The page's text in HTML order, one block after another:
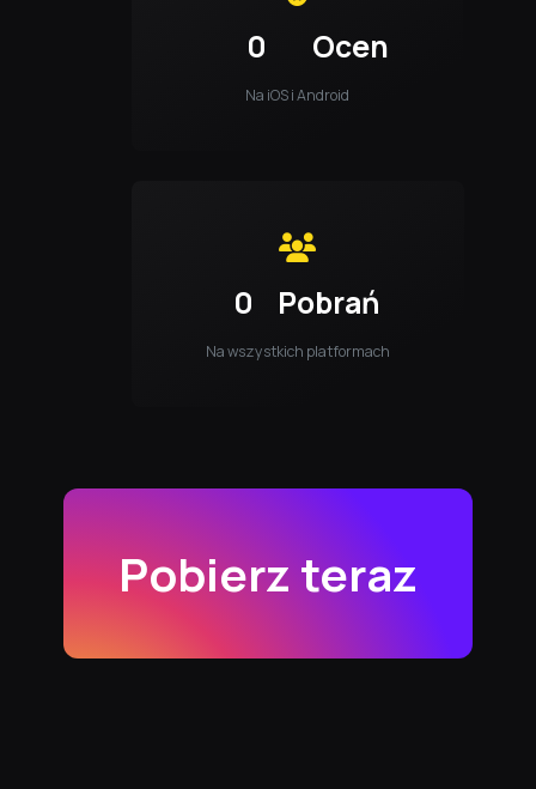
0 Ocen
Na iOS i Android
0 Pobrań
Na wszystkich platformach
Pobierz teraz